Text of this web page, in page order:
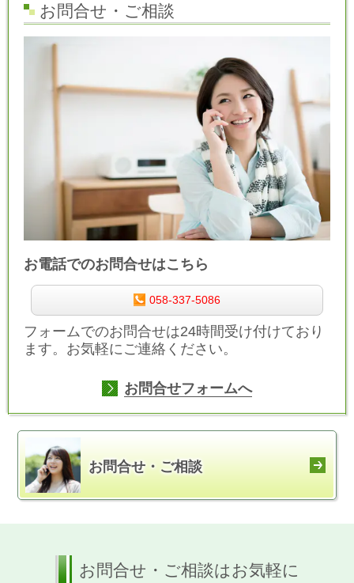
お問合せ・ご相談
お電話でのお問合せはこちら
058-337-5086
フォームでのお問合せは24時間受け付けており
ます。お気軽にご連絡ください。
お問合せフォームへ
お問合せ・ご相談
お問合せ・ご相談はお気軽に